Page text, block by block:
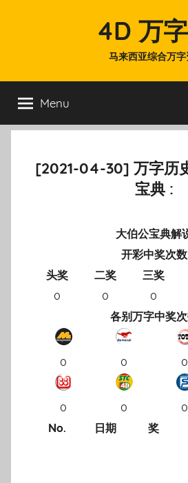
4D 万
马来西亚综合万字
Menu
[2021-04-30] 万字历
宝典 :
大伯公宝典解
开彩中奖次数
头奖
二奖 三奖
0
0 0
各别万字中奖
0 0 0
0 0 0
No.
日期 奖